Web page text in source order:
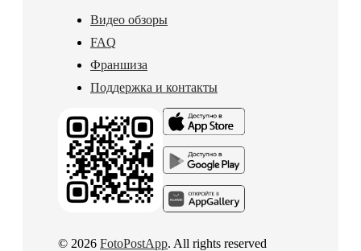
Видео обзоры
FAQ
Франшиза
Поддержка и контакты
© 2026 FotoPostApp. All rights reserved